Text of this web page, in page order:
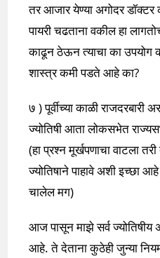
तर आजार येण्या अगोदर डॉक्टर
पायरी चढताना वकील हा
काढून ठेऊन त्याचा का
शास्त्र कमी पडते आहे का?
७ ) पूर्वीच्या काळी राजदरबारी
ज्योतिषी आता लोकसभेत
(हा प्रश्न मूर्खपणाचा वाटला
ज्योतिषाने पाहावे अशी इच्छा
चालेल मग)
आज पासून माझे सर्व ज्योतिषीय
आहे. ते देताना कुठेही जुन्या